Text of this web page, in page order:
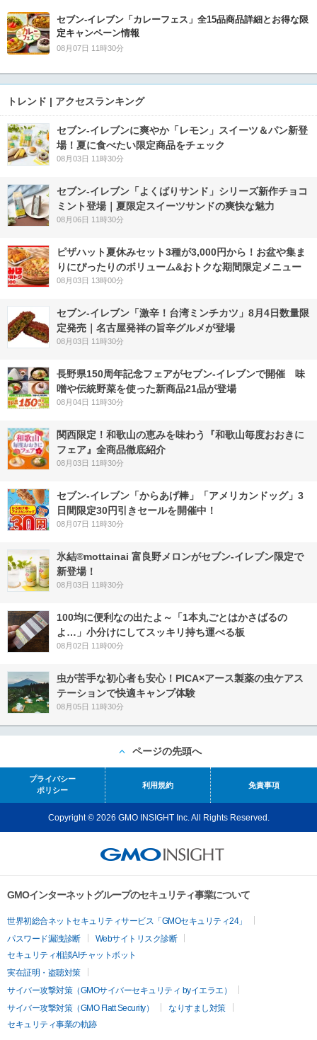
セブン‐イレブン「カレーフェス」全15品商品詳細とお得な限
定キャンペーン情報
08月07日 11時30分
トレンド | アクセスランキング
セブン‐イレブンに爽やか「レモン」スイーツ＆パン新登
場！夏に食べたい限定商品をチェック
08月03日 11時30分
セブン‐イレブン「よくばりサンド」シリーズ新作チョコ
ミント登場｜夏限定スイーツサンドの爽快な魅力
08月06日 11時30分
ピザハット夏休みセット3種が3,000円から！お盆や集ま
りにぴったりのボリューム&おトクな期間限定メニュー
08月03日 13時00分
セブン-イレブン「激辛！台湾ミンチカツ」8月4日数量限
定発売｜名古屋発祥の旨辛グルメが登場
08月03日 11時30分
長野県150周年記念フェアがセブン-イレブンで開催 味
噌や伝統野菜を使った新商品21品が登場
08月04日 11時30分
関西限定！和歌山の恵みを味わう『和歌山毎度おおきに
フェア』全商品徹底紹介
08月03日 11時30分
セブン‐イレブン「からあげ棒」「アメリカンドッグ」3
日間限定30円引きセールを開催中！
08月07日 11時30分
氷結®mottainai 富良野メロンがセブン‐イレブン限定で
新登場！
08月03日 11時30分
100均に便利なの出たよ～「1本丸ごとはかさばるの
よ…」小分けにしてスッキリ持ち運べる板
08月02日 11時00分
虫が苦手な初心者も安心！PICA×アース製薬の虫ケアス
テーションで快適キャンプ体験
08月05日 11時30分
ページの先頭へ
プライバシー
ポリシー
利用規約 免責事項
Copyright © 2026 GMO INSIGHT Inc. All Rights Reserved.
GMOインターネットグループのセキュリティ事業について
世界初総合ネットセキュリティサービス「GMOセキュリティ24」
パスワード漏洩診断
Webサイトリスク診断
セキュリティ相談AIチャットボット
実在証明・盗聴対策
サイバー攻撃対策（GMOサイバーセキュリティ byイエラエ）
サイバー攻撃対策（GMO Flatt Security）
なりすまし対策
セキュリティ事業の軌跡